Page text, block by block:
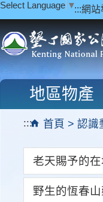
:::網站
Select Language ▼
::: 首頁 認識
地區物產
老天賜予的
野生的恆春山